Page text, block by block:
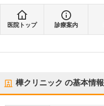
医院トップ 診療案内
樺クリニック の基本情報